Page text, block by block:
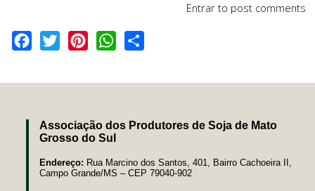
Entrar to post comments
Facebook
Twitter PinterestWhatsApp
Associação dos Produtores de Soja de Mato
Grosso do Sul
Endereço: Rua Marcino dos Santos, 401, Bairro Cachoeira II,
Campo Grande/MS – CEP 79040-902